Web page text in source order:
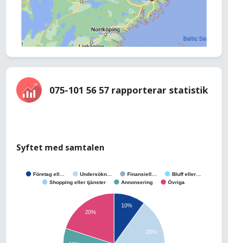
075-101 56 57 rapporterar statistik
Syftet med samtalen
Företag ell… Undersökn… Finansiell…
Bluff eller…
Shopping eller tjänster
Annonsering Övriga
10%
20%
20%